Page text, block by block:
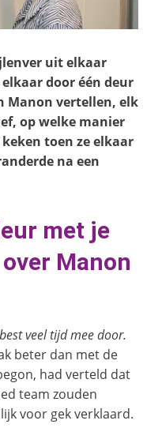
uit elkaar
door één deur
Manon vertellen, elk
op welke manier
keken toen ze elkaar
na een
met je
Manon
veel tijd mee door.
beter dan met de
had verteld dat
team zouden
voor gek verklaard.